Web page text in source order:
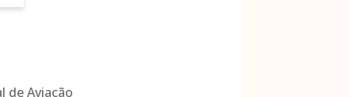
de Aviação